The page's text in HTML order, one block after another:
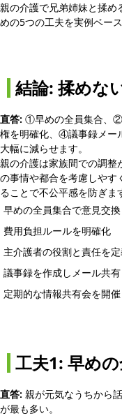
親の介護で兄弟姉妹と揉め
めの5つの工夫を実例ベー
結論: 揉めな
直答: ①早めの全員集合、
権を明確化、④議事録メー
大幅に減らせます。
親の介護は家族間での調整
の事情や都合を考慮しやす
ることで不公平感を防ぎま
早めの全員集合で意見交換
費用負担ルールを明確化
主介護者の役割と責任を
議事録を作成しメール共有
定期的な情報共有会を開催
工夫1: 早め
直答: 親が元気なうちから
が最も多い。